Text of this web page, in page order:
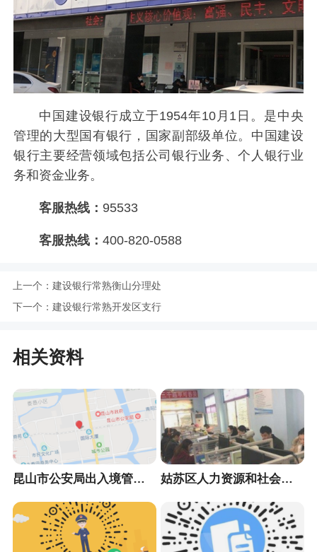
中国建设银行成立于1954年10月1日。是中央
管理的大型国有银行，国家副部级单位。中国建设
银行主要经营领域包括公司银行业务、个人银行业
务和资金业务。
客服热线： 95533
客服热线： 400-820-0588
上一个： 建设银行常熟衡山分理处
下一个： 建设银行常熟开发区支行
相关资料
昆山市公安局出入境管理大队 姑苏区人力资源和社会保障局